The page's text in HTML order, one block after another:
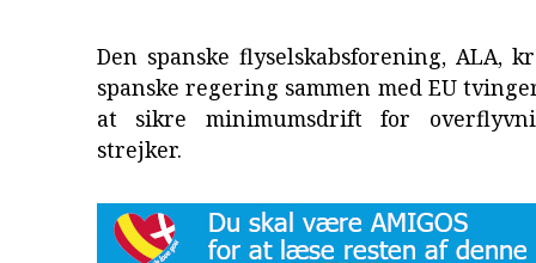
Den spanske flyselskabsforening, ALA,
spanske regering sammen med EU
at sikre minimumsdrift for
strejker.